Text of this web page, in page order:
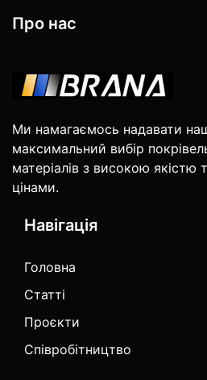
Про нас
Ми намагаємось надавати
максимальний вибір
матеріалів з високою якістю
цінами.
Навігація
Головна
Статті
Проєкти
Співробітництво